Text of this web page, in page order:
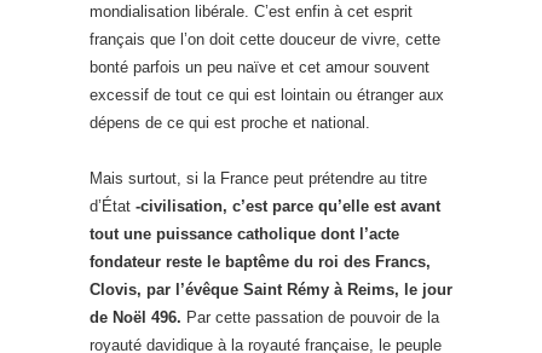
mondialisation libérale. C’est enfin à cet esprit
français que l’on doit cette douceur de vivre, cette
bonté parfois un peu naïve et cet amour souvent
excessif de tout ce qui est lointain ou étranger aux
dépens de ce qui est proche et national.
Mais surtout, si la France peut prétendre au titre
d’État -civilisation, c’est parce qu’elle est avant
tout une puissance catholique dont l’acte
fondateur reste le baptême du roi des Francs,
Clovis, par l’évêque Saint Rémy à Reims, le jour
de Noël 496. Par cette passation de pouvoir de la
royauté davidique à la royauté française, le peuple